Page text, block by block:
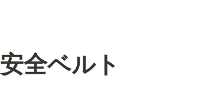
安全ベルト